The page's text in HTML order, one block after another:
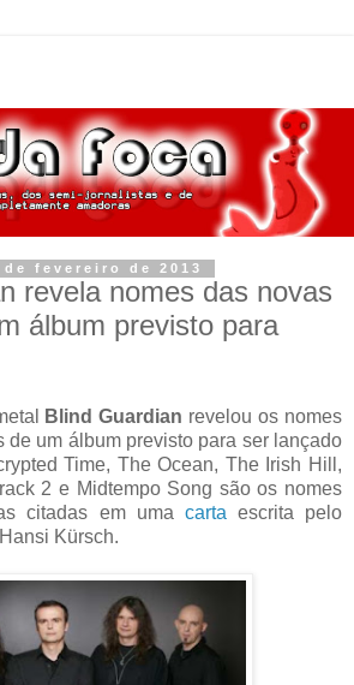
fevereiro de 2013
revela nomes das novas
álbum previsto para
Blind Guardian revelou os nomes
de um álbum previsto para ser lançado
Time, The Ocean, The Irish Hill,
2 e Midtempo Song são os nomes
citadas em uma carta escrita pelo
Kürsch.